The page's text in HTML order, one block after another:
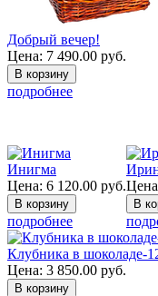
Добрый вечер!
Цена: 7 490.00 руб.
подробнее
Инигма
Цена: 6 120.00 руб.
подробнее
Клубника в шоколаде-
Цена: 3 850.00 руб.